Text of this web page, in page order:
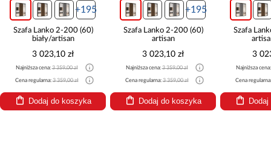
+195
Szafa Lanko 2-200 (60)
biały/artisan
3 023,10 zł
Najniższa cena:3 359,00 zł
Cena regularna:3 359,00 zł
Dodaj do koszyka
+195
Szafa Lanko 2-200 (60)
artisan
3 023,10 zł
Najniższa cena:3 359,00 zł
Cena regularna:3 359,00 zł
Dodaj do koszyka
Szafa
3
Najniższa
Cena